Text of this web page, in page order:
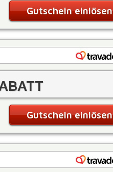
Gutschein einlösen
Gutschein einlösen